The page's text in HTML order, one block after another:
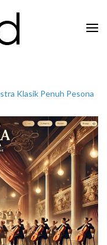
Klasik Penuh Pesona